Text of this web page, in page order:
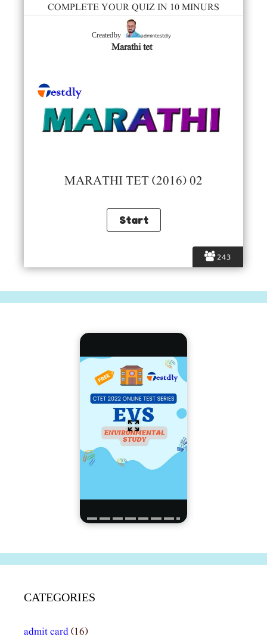
243
COMPLETE YOUR QUIZ IN 10 MINURS
Created by admintestdly
Marathi tet
MARATHI TET (2016) 02
CATEGORIES
admit card(16)